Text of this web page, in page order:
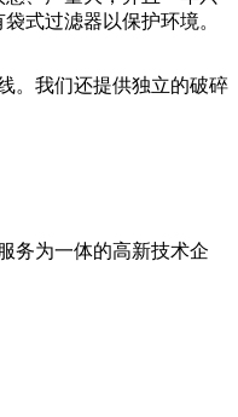
式过滤器以保护环境。
。我们还提供独立的破碎
务为一体的高新技术企